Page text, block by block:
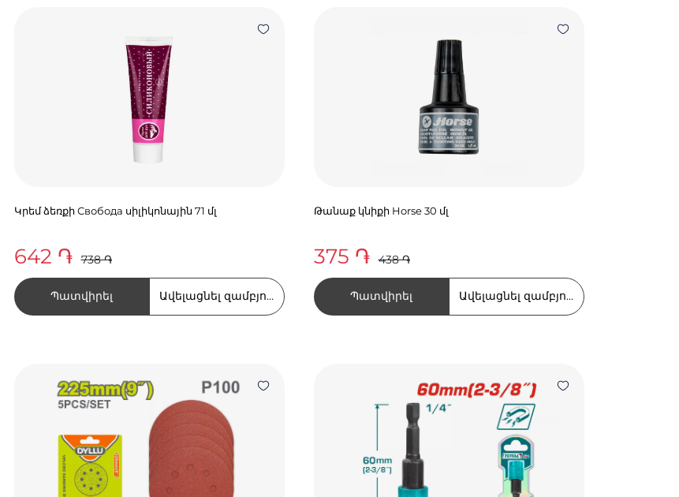
Կրեմ ձեռքի Свобода սիլիկոնային 71 մլ
642 ֏ 738 ֏
Պատվիրել Ավելացնել զամբյուղում
Թանաք կնիքի Horse 30 մլ
375 ֏ 438 ֏
Պատվիրել Ավելացնել զամբյուղում